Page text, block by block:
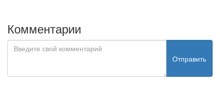
Комментарии
Отправить